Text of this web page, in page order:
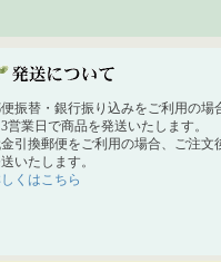
振替・銀行振り込みをご利用の場
3営業日で商品を発送いたします。
引換郵便をご利用の場合、ご注文
いたします。
くはこちら